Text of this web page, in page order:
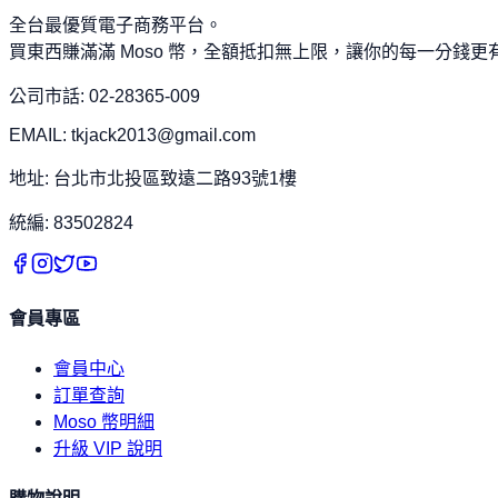
全台最優質電子商務平台。
買東西賺滿滿 Moso 幣，全額抵扣無上限，讓你的每一分錢更
公司市話: 02-28365-009
EMAIL: tkjack2013@gmail.com
地址: 台北市北投區致遠二路93號1樓
統編: 83502824
會員專區
會員中心
訂單查詢
Moso 幣明細
升級 VIP 說明